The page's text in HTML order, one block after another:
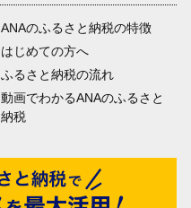
ANAのふるさと納税の特徴
はじめての方へ
ふるさと納税の流れ
動画でわかるANAのふるさと
納税